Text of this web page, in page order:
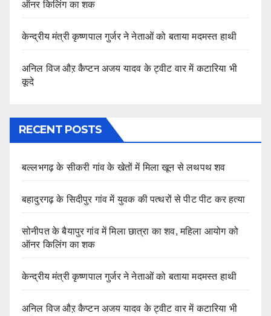
ऑनर किलिंग का शक
केन्द्रीय मंत्री कृष्णपाल गुर्जर ने नेताओं को बताया मदमस्त हाथी
अनिल विज औऱ कैप्टन अजय यादव के ट्वीट वार में कटारिया भी
कूदे
RECENT POSTS
बल्लभगढ़ के सीकरी गांव के खेतों में मिला खून से लथपथ शव
बहादुरगढ़ के सिदीपुर गांव में युवक की पत्थरों से पीट पीट कर हत्या
सोनीपत के बैयापुर गांव में मिला छात्रा का शव, महिला आयोग को
ऑनर किलिंग का शक
केन्द्रीय मंत्री कृष्णपाल गुर्जर ने नेताओं को बताया मदमस्त हाथी
अनिल विज औऱ कैप्टन अजय यादव के ट्वीट वार में कटारिया भी